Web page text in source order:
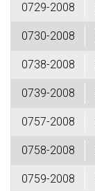
0729-2008
0730-2008
0738-2008
0739-2008
0757-2008
0758-2008
0759-2008